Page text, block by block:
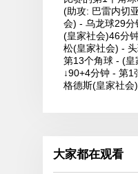
(助攻: 巴雷内切
会) - 乌龙球29
(皇家社会)46分
松(皇家社会) -
第13个角球 - (皇
↓90+4分钟 - 第
格德斯(皇家社
大家都在观看